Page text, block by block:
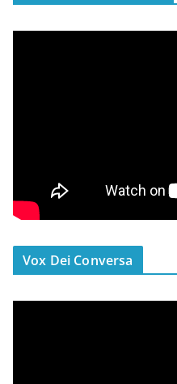
Vox Dei Conversa